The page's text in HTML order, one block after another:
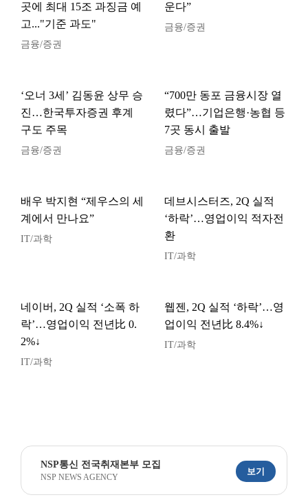
곳에 최대 15조 과징금 예
고..."기준 과도"
금융/증권
운다”
금융/증권
‘오너 3세’ 김동윤 상무 승
진…한국투자증권 후계
구도 주목
금융/증권
“700만 동포 금융시장 열
렸다”…기업은행·농협 등
7곳 동시 출발
금융/증권
배우 박지현 “제우스의 세
계에서 만나요”
IT/과학
데브시스터즈, 2Q 실적
‘하락’…영업이익 적자전
환
IT/과학
네이버, 2Q 실적 ‘소폭 하
락’…영업이익 전년比 0.
2%↓
IT/과학
웹젠, 2Q 실적 ‘하락’…영
업이익 전년比 8.4%↓
IT/과학
NSP통신 전국취재본부 모집
NSP NEWS AGENCY
보기